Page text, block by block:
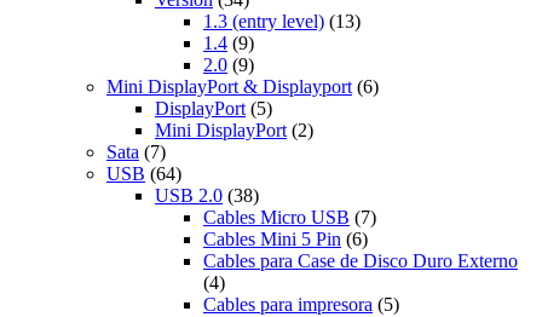
1.3 (entry level) (13)
1.4 (9)
2.0 (9)
Mini DisplayPort & Displayport (6)
DisplayPort (5)
Mini DisplayPort (2)
Sata (7)
USB (64)
USB 2.0 (38)
Cables Micro USB (7)
Cables Mini 5 Pin (6)
Cables para Case de Disco Duro Externo
(4)
Cables para impresora (5)